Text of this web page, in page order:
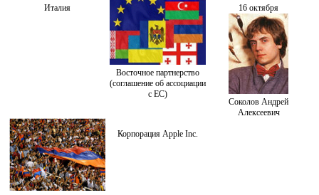
Италия
Восточное партнерство
(соглашение об ассоциации
с ЕС)
16 октября
Соколов Андрей
Алексеевич
Корпорация Apple Inc.